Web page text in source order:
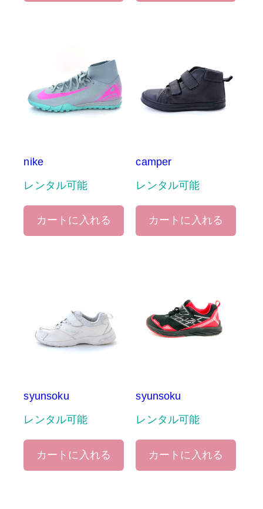
nike
レンタル可能
カートに入れる
camper
レンタル可能
カートに入れる
syunsoku
レンタル可能
カートに入れる
syunsoku
レンタル可能
カートに入れる